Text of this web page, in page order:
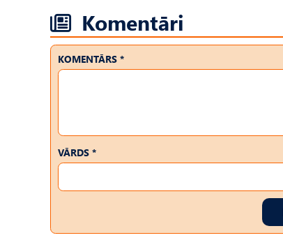
Komentāri
KOMENTĀRS *
VĀRDS *